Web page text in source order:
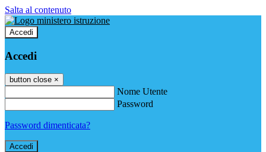
Salta al contenuto
Accedi
Accedi
button close ×
Nome Utente
Password
Password dimenticata?